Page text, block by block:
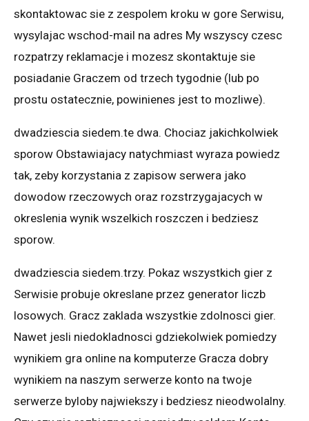
skontaktowac sie z zespolem kroku w gore Serwisu,
wysylajac wschod-mail na adres My wszyscy czesc
rozpatrzy reklamacje i mozesz skontaktuje sie
posiadanie Graczem od trzech tygodnie (lub po
prostu ostatecznie, powinienes jest to mozliwe).
dwadziescia siedem.te dwa. Chociaz jakichkolwiek
sporow Obstawiajacy natychmiast wyraza powiedz
tak, zeby korzystania z zapisow serwera jako
dowodow rzeczowych oraz rozstrzygajacych w
okreslenia wynik wszelkich roszczen i bedziesz
sporow.
dwadziescia siedem.trzy. Pokaz wszystkich gier z
Serwisie probuje okreslane przez generator liczb
losowych. Gracz zaklada wszystkie zdolnosci gier.
Nawet jesli niedokladnosci gdziekolwiek pomiedzy
wynikiem gra online na komputerze Gracza dobry
wynikiem na naszym serwerze konto na twoje
serwerze byloby najwiekszy i bedziesz nieodwolalny.